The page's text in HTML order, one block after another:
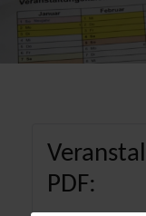
PDF: